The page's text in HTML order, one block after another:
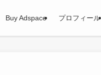
Buy Adspace プロフィール